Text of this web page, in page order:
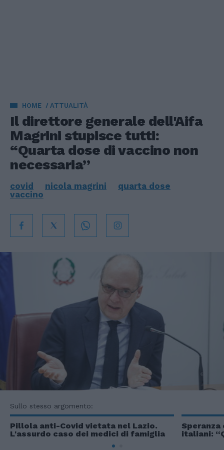
HOME ATTUALITÀ
Il direttore generale dell'Aifa
Magrini stupisce tutti:
“Quarta dose di vaccino non
necessaria”
covid nicola magrini
quarta dose
vaccino
Sullo stesso argomento:
Pillola anti-Covid vietata nel Lazio.
L'assurdo caso dei medici di famiglia
italiani: